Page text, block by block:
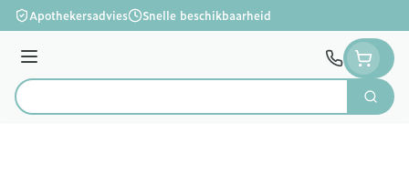
Ga naar de inhoud
Apothekersadvies Snelle beschikbaarheid
Menu
Product, merk, categorie...
Zoek